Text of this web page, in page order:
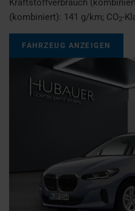
Kraftstoffverbrauch
(kombiniert): 141 g/km; CO2-
FAHRZEUG ANZEIGEN